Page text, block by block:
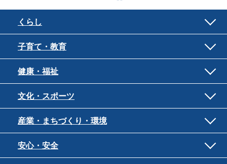
くらし
子育て・教育
健康・福祉
文化・スポーツ
産業・まちづくり・環境
安心・安全